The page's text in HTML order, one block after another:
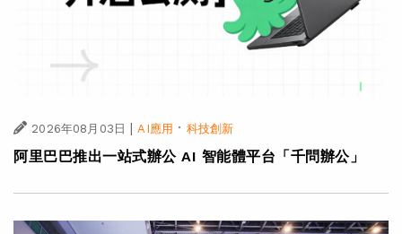
2026年08月03日 | AI應用 · 科技創新
阿里巴巴推出一站式辦公 AI 智能體平台「千問辦公」